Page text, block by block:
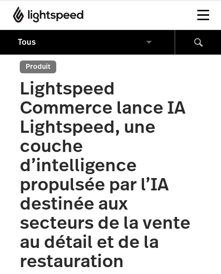
Produit
Lightspeed
Commerce lance IA
Lightspeed, une
couche
d’intelligence
propulsée par l’IA
destinée aux
secteurs de la vente
au détail et de la
restauration